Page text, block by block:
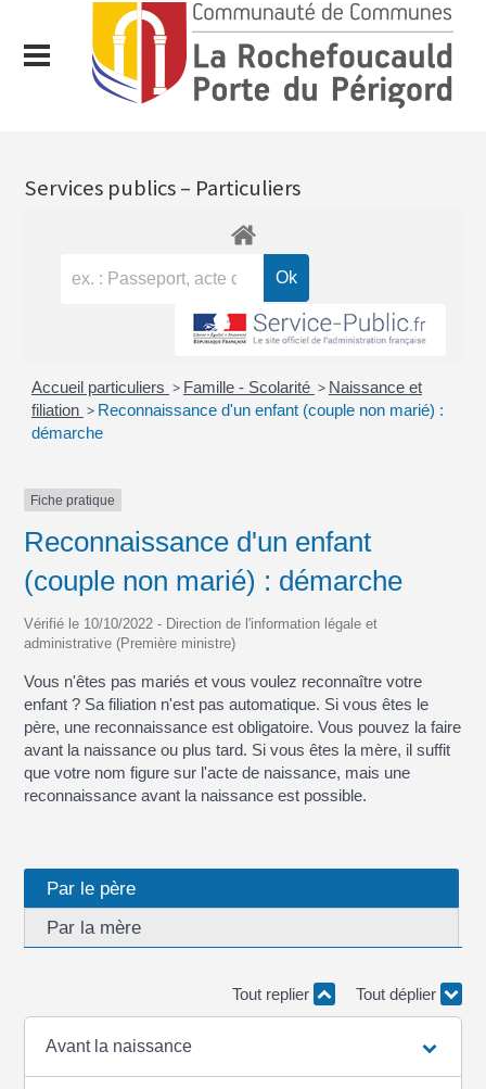
Services publics – Particuliers
Accueil particuliers > Famille - Scolarité > Naissance et
filiation > Reconnaissance d'un enfant (couple non marié) :
démarche
Fiche pratique
Reconnaissance d'un enfant
(couple non marié) : démarche
Vérifié le 10/10/2022 - Direction de l'information légale et
administrative (Première ministre)
Vous n'êtes pas mariés et vous voulez reconnaître votre
enfant ? Sa filiation n'est pas automatique. Si vous êtes le
père, une reconnaissance est obligatoire. Vous pouvez la faire
avant la naissance ou plus tard. Si vous êtes la mère, il suffit
que votre nom figure sur l'acte de naissance, mais une
reconnaissance avant la naissance est possible.
Par le père
Par la mère
Tout replier Tout déplier
Avant la naissance